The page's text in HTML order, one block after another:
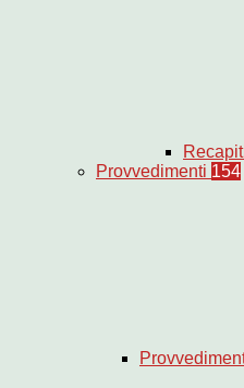
Provvedimenti 154